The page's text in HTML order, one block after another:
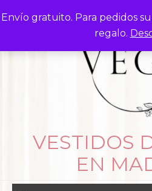
Envío gratuito. Para pedidos
regalo.
to
VESTIDOS
EN